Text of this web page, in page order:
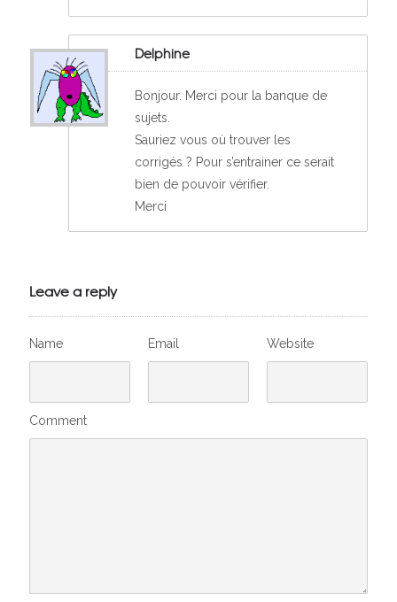
Delphine
Bonjour. Merci pour la banque de
sujets.
Sauriez vous où trouver les
corrigés ? Pour s’entrainer ce serait
bien de pouvoir vérifier.
Merci
Leave a reply
Name Email Website
Comment